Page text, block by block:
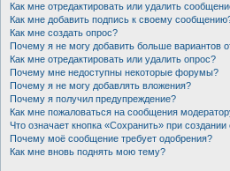
Как мне отредактировать или удалить
Как мне добавить подпись к своему
Как мне создать опрос?
Почему я не могу добавить больше вариантов
Как мне отредактировать или удалить опрос?
Почему мне недоступны некоторые форумы?
Почему я не могу добавлять вложения?
Почему я получил предупреждение?
Как мне пожаловаться на сообщения
Что означает кнопка «Сохранить» при
Почему моё сообщение требует одобрения?
Как мне вновь поднять мою тему?